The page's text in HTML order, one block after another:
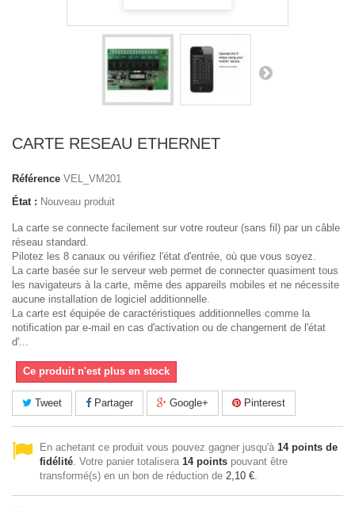
CARTE RESEAU ETHERNET
Référence VEL_VM201
État : Nouveau produit
La carte se connecte facilement sur votre routeur (sans fil) par un câble
réseau standard.
Pilotez les 8 canaux ou vérifiez l'état d'entrée, où que vous soyez.
La carte basée sur le serveur web permet de connecter quasiment tous
les navigateurs à la carte, même des appareils mobiles et ne nécessite
aucune installation de logiciel additionnelle.
La carte est équipée de caractéristiques additionnelles comme la
notification par e-mail en cas d'activation ou de changement de l'état
d'...
Ce produit n'est plus en stock
Tweet Partager Google+ Pinterest
En achetant ce produit vous pouvez gagner jusqu'à 14points de
fidélité. Votre panier totalisera 14points pouvant être
transformé(s) en un bon de réduction de 2,10 €.